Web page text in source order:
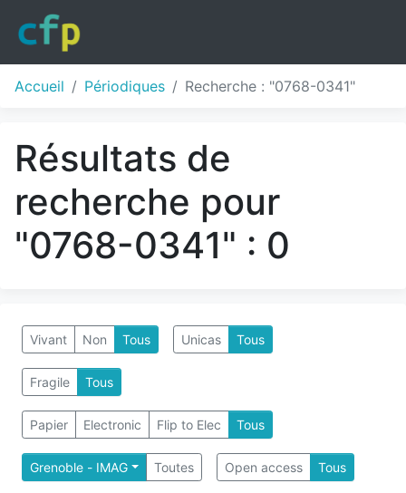
Accueil Périodiques Recherche : "0768-0341"
Résultats de
recherche pour
"0768-0341" : 0
Vivant Non Tous Unicas Tous
Fragile Tous
Papier Electronic Flip to Elec Tous
Grenoble - IMAG Toutes Open access Tous